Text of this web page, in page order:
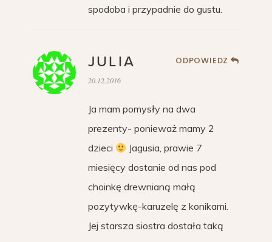
spodoba i przypadnie do gustu.
JULIA ODPOWIEDZ
20.12.2016
Ja mam pomysły na dwa
prezenty- ponieważ mamy 2
dzieci
Jagusia, prawie 7
miesięcy dostanie od nas pod
choinkę drewnianą małą
pozytywkę-karuzelę z konikami.
Jej starsza siostra dostała taką